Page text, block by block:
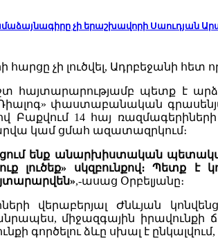
չի երաշխավորի Սաուդյան
հայտարարությամբ պետք է
Դիալոգ» փաստաբանական
Բաքվում 14 հայ
կամ ցմահ ազատազրկում։
ենք անարխիստական
լուծեք» սկզբունքով։
,-ասաց Օրբելյանը։
վերաբերյալ Ժնևյան
միջազգային
գործելու ձևը սխալ է ընկալվում,